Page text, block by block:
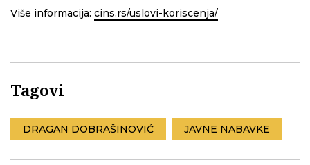
Više informacija: cins.rs/uslovi-koriscenja/
Tagovi
DRAGAN DOBRAŠINOVIĆ JAVNE NABAVKE